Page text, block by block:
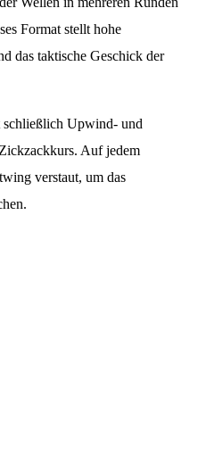
Format stellt hohe
das taktische Geschick der
schließlich Upwind- und
Auf jedem
verstaut, um das